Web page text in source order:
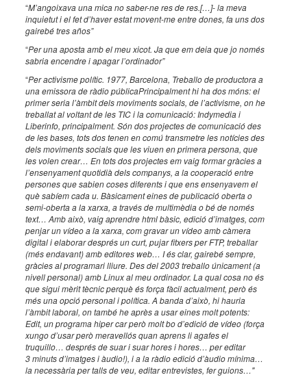
“M’angoixava una mica no saber-ne res de res.[…]- la meva
inquietut i el fet d’haver estat movent-me entre dones, fa uns dos
gairebé tres años”
“Per una aposta amb el meu xicot. Ja que em deia que jo només
sabria encendre i apagar l’ordinador”
“Per activisme polític. 1977, Barcelona, Treballo de productora a
una emissora de ràdio públicaPrincipalment hi ha dos móns: el
primer seria l’àmbit dels moviments socials, de l’activisme, on he
treballat al voltant de les TIC i la comunicació: Indymedia i
Liberinfo, principalment. Són dos projectes de comunicació des
de les bases, tots dos tenen en comú transmetre les notícies des
dels moviments socials que les viuen en primera persona, que
les volen crear… En tots dos projectes em vaig formar gràcies a
l’ensenyament quotidià dels companys, a la cooperació entre
persones que sabien coses diferents i que ens ensenyavem el
què sabíem cada u. Bàsicament eines de publicació oberta o
semi-oberta a la xarxa, a través de multimèdia o bé de només
text… Amb això, vaig aprendre html bàsic, edició d’imatges, com
penjar un vídeo a la xarxa, com gravar un vídeo amb càmera
digital i elaborar després un curt, pujar fitxers per FTP, treballar
(més endavant) amb editores web… I és clar, gairebé sempre,
gràcies al programari lliure. Des del 2003 treballo únicament (a
nivell personal) amb Linux al meu ordinador. La qual cosa no és
que sigui mèrit tècnic perquè és força fàcil actualment, però és
més una opció personal i política. A banda d’això, hi hauria
l’àmbit laboral, on també he après a usar eines molt potents:
Edit, un programa hiper car però molt bo d’edició de vídeo (força
xungo d’usar però meravellós quan aprens li agafes el
truquillo… després de suar i suar hores i hores… per editar
3 minuts d’imatges i àudio!), i a la ràdio edició d’àudio mínima…
la necessària per talls de veu, editar entrevistes, fer guions…"